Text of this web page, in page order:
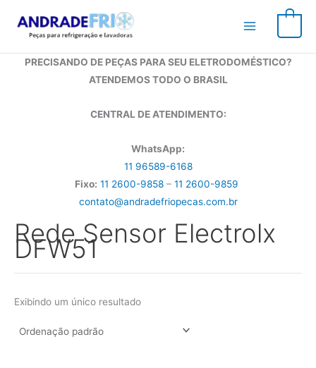
para
conteúdo
PRECISANDO DE PEÇAS PARA SEU ELETRODOMÉSTICO?
ATENDEMOS TODO O BRASIL
CENTRAL DE ATENDIMENTO:
WhatsApp:
11 96589-6168
Fixo: 11 2600-9858 – 11 2600-9859
contato@andradefriopecas.com.br
Rede Sensor Electrolx
DFW51
Exibindo um único resultado